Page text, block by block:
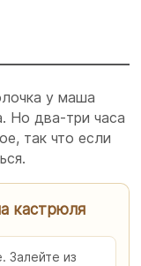
у маша
Но два-три часа
так что если
кастрюля
Залейте из